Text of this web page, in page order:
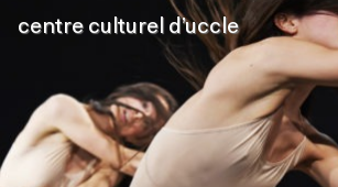
centre culturel d’uccle